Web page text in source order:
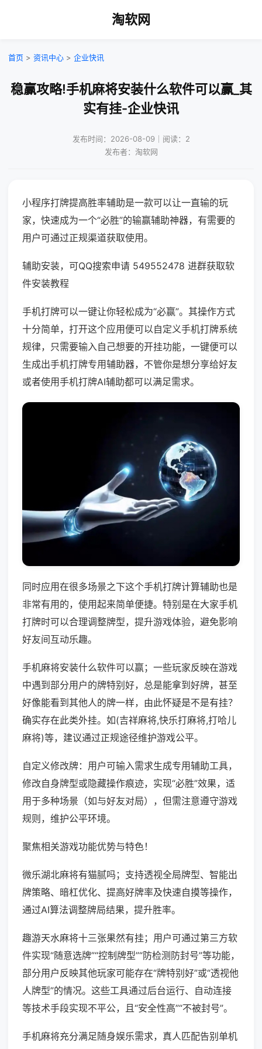
淘软网
首页 > 资讯中心 > 企业快讯
稳赢攻略!手机麻将安装什么软件可以赢_其
实有挂-企业快讯
发布时间：2026-08-09｜阅读：2
发布者：淘软网
小程序打牌提高胜率辅助是一款可以让一直输的玩
家，快速成为一个“必胜”的输赢辅助神器，有需要的
用户可通过正规渠道获取使用。
辅助安装，可QQ搜索申请 549552478 进群获取软
件安装教程
手机打牌可以一键让你轻松成为“必赢”。其操作方式
十分简单，打开这个应用便可以自定义手机打牌系统
规律，只需要输入自己想要的开挂功能，一键便可以
生成出手机打牌专用辅助器，不管你是想分享给好友
或者使用手机打牌AI辅助都可以满足需求。
同时应用在很多场景之下这个手机打牌计算辅助也是
非常有用的，使用起来简单便捷。特别是在大家手机
打牌时可以合理调整牌型，提升游戏体验，避免影响
好友间互动乐趣。
手机麻将安装什么软件可以赢；一些玩家反映在游戏
中遇到部分用户的牌特别好，总是能拿到好牌，甚至
好像能看到其他人的牌一样，由此怀疑是不是有挂？
确实存在此类外挂。如(吉祥麻将,快乐打麻将,打哈儿
麻将)等，建议通过正规途径维护游戏公平。
自定义修改牌：用户可输入需求生成专用辅助工具，
修改自身牌型或隐藏操作痕迹，实现“必胜”效果，适
用于多种场景（如与好友对局），但需注意遵守游戏
规则，维护公平环境。
聚焦相关游戏功能优势与特色！
微乐湖北麻将有猫腻吗；支持透视全局牌型、智能出
牌策略、暗杠优化、提高好牌率及快速自摸等操作，
通过AI算法调整牌局结果，提升胜率。
趣游天水麻将十三张果然有挂；用户可通过第三方软
件实现“随意选牌”“控制牌型”“防检测防封号”等功能，
部分用户反映其他玩家可能存在“牌特别好”或“透视他
人牌型”的情况。这些工具通过后台运行、自动连接
等技术手段实现不平公，且“安全性高”“不被封号”。
手机麻将充分满足随身娱乐需求，真人匹配告别单机